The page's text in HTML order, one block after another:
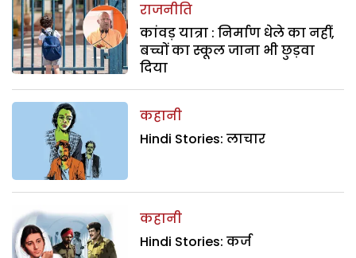
राजनीति
कांवड़ यात्रा : निर्माण धेले का नहीं,
बच्चों का स्कूल जाना भी छुड़वा
दिया
कहानी
Hindi Stories: लाचार
कहानी
Hindi Stories: कर्ज